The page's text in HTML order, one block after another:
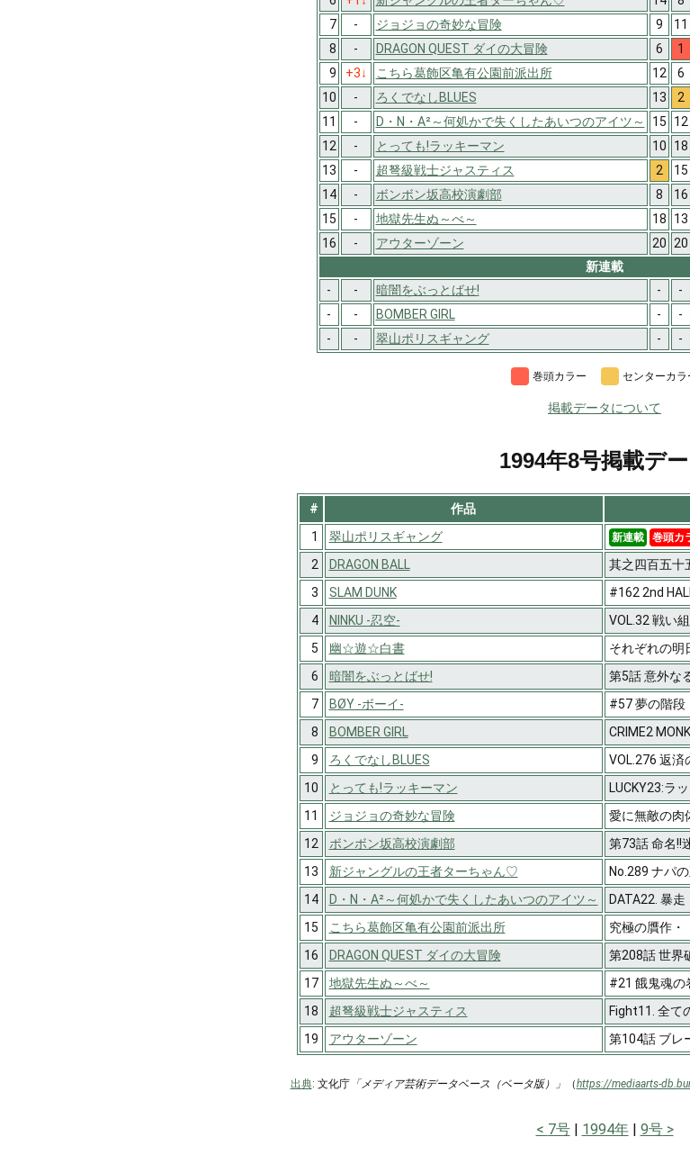
7
- ジョジョの奇妙な冒険 9 11
8
- DRAGON QUEST ダイの大冒険 6 1
9
+3↓ こちら葛飾区亀有公園前派出所 12 6
10
- ろくでなしBLUES 13 2
11
- D・N・A²～何処かで失くしたあいつのアイツ～ 15 12
12
- とっても!ラッキーマン 10 18
13
- 超弩級戦士ジャスティス 2 15
14
- ボンボン坂高校演劇部 8 16
15
- 地獄先生ぬ～べ～ 18 13
16
- アウターゾーン 20 20
新連載
-
- 暗闇をぶっとばせ! - -
-
- BOMBER GIRL - -
-
- 翠山ポリスギャング - -
巻頭カラー センターカラ
掲載データについて
1994年8号掲載デ
# 作品
1
翠山ポリスギャング 新連載 巻頭カ
2
DRAGON BALL
其之四百五十
3
SLAM DUNK
#162 2nd
4
NINKU -忍空-
VOL.32 戦い
5
幽☆遊☆白書
それぞれの明
6
暗闇をぶっとばせ!
第5話 意外な
7
BØY -ボーイ-
#57 夢の階段
8
BOMBER GIRL
CRIME2
9
ろくでなしBLUES
VOL.276 返済
10
とっても!ラッキーマン
LUCKY23:ラ
11
ジョジョの奇妙な冒険
愛に無敵の肉
12
ボンボン坂高校演劇部
第73話 命名!!
13
新ジャングルの王者ターちゃん♡
No.289 ナパ
14
D・N・A²～何処かで失くしたあいつのアイツ～
DATA22. 暴走
15
こちら葛飾区亀有公園前派出所
究極の贋作・
16
DRAGON QUEST ダイの大冒険
第208話 世界
17
地獄先生ぬ～べ～
#21 餓鬼魂の
18
超弩級戦士ジャスティス
Fight11. 全て
19
アウターゾーン 第104話 ブレ
出典: 文化庁「メディア芸術データベース（ベータ版）」 （https://mediaarts-
7号 1994年 9号